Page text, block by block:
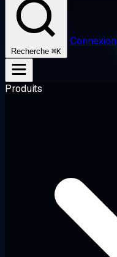
Recherche ⌘K
Connexion
Produits